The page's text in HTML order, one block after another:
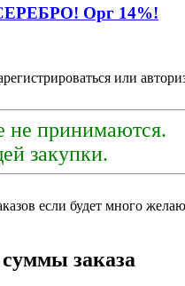
Орг 14%!
или
не принимаются.
закупки.
если будет много
заказа